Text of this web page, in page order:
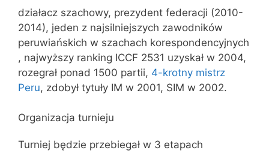
działacz szachowy, prezydent federacji (2010-
2014), jeden z najsilniejszych zawodników
peruwiańskich w szachach korespondencyjnych
, najwyższy ranking ICCF 2531 uzyskał w 2004,
rozegrał ponad 1500 partii, 4-krotny mistrz
Peru, zdobył tytuły IM w 2001, SIM w 2002.
Organizacja turnieju
Turniej będzie przebiegał w 3 etapach